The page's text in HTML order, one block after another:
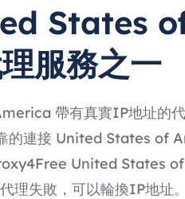
States
服務之一
帶有真實IP地址的
的連接 United States of
United States
理失敗，可以輪換IP地址